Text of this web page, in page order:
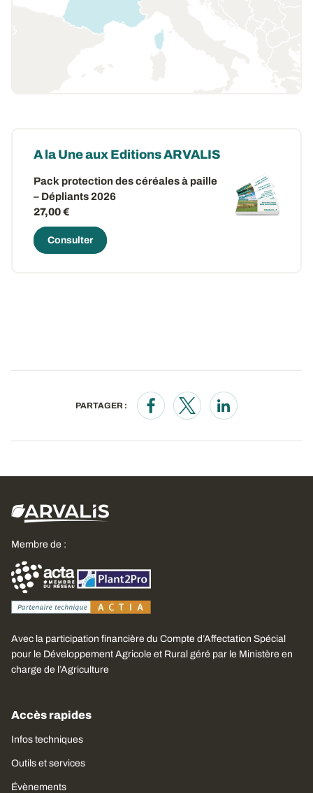
A la Une aux Editions ARVALIS
Pack protection des céréales à paille
– Dépliants 2026
27,00 €
Consulter
PARTAGER :
Opens in a new window
Opens in a new window
Opens in a new
Membre de :
Avec la participation financière du Compte d’Affectation Spécial
pour le Développement Agricole et Rural géré par le Ministère en
charge de l’Agriculture
Accès rapides
Infos techniques
Outils et services
Évènements